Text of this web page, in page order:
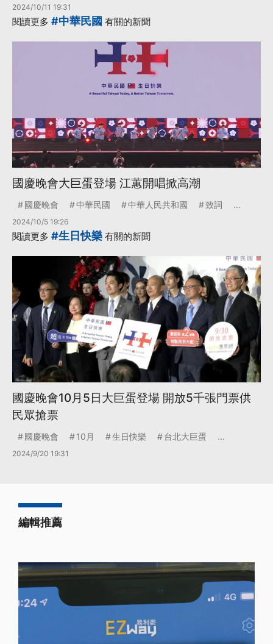
2024/10/11 19:31
閱讀更多 #中華民國 有關的新聞
國慶晚會大巨蛋登場 江蕙開唱掀高潮
國慶晚會 中華民國 中華人民共和國 致詞 ...
2024/10/5 19:26
閱讀更多 #生日快樂 有關的新聞
國慶晚會10月5日大巨蛋登場 開放5千張門票供
民眾搶票
國慶晚會 10月 生日快樂 台北大巨蛋 ...
2024/9/20 19:31
編輯推薦